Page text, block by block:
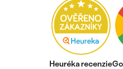
OBJAVIŤ
Heuréka recenzie